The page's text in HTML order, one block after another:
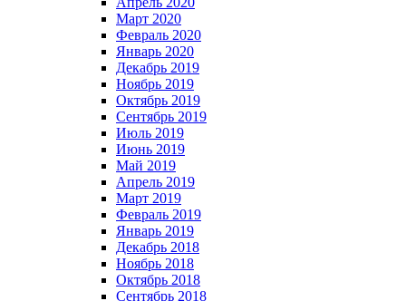
Март 2020
Февраль 2020
Январь 2020
Декабрь 2019
Ноябрь 2019
Октябрь 2019
Сентябрь 2019
Июль 2019
Июнь 2019
Май 2019
Апрель 2019
Март 2019
Февраль 2019
Январь 2019
Декабрь 2018
Ноябрь 2018
Октябрь 2018
Сентябрь 2018